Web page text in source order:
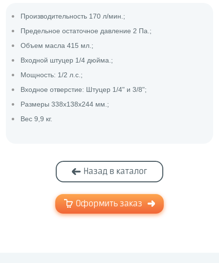
Производительность 170 л/мин.;
Предельное остаточное давление 2 Па.;
Объем масла 415 мл.;
Входной штуцер 1/4 дюйма.;
Мощность: 1/2 л.с.;
Входное отверстие: Штуцер 1/4" и 3/8";
Размеры 338x138x244 мм.;
Вес 9,9 кг.
Назад в каталог
Оформить заказ